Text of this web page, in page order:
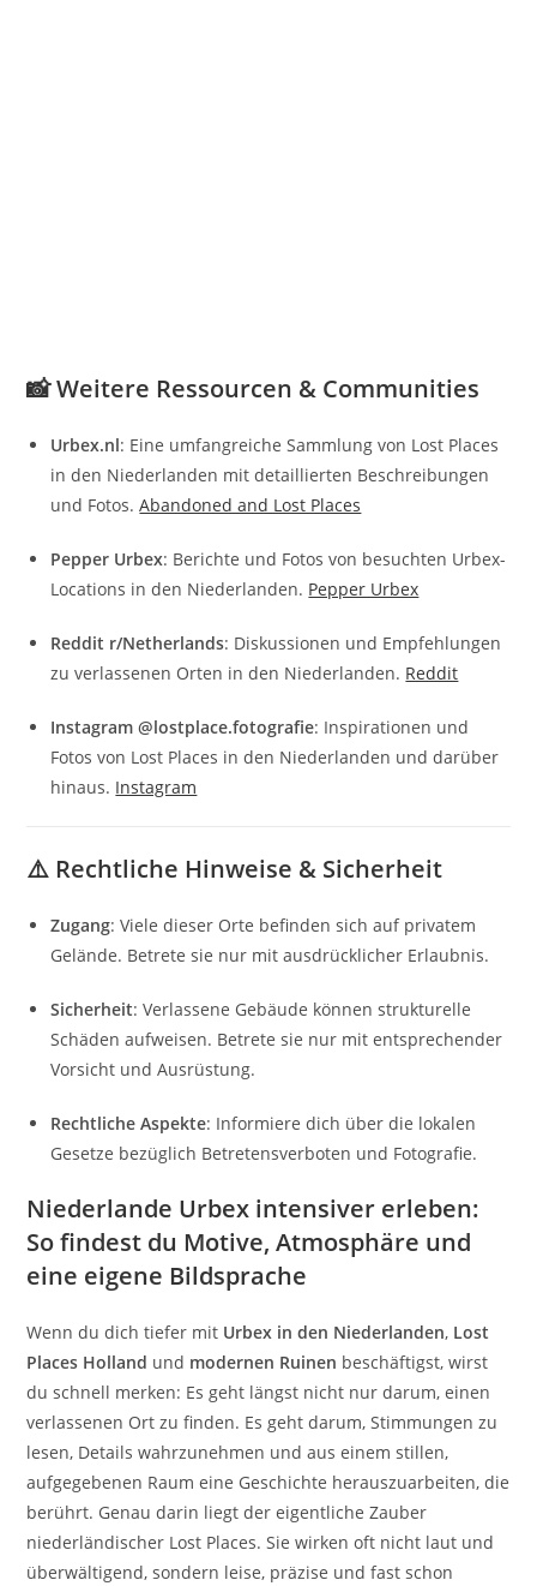
📸 Weitere Ressourcen & Communities
Urbex.nl: Eine umfangreiche Sammlung von Lost Places
in den Niederlanden mit detaillierten Beschreibungen
und Fotos. Abandoned and Lost Places
Pepper Urbex: Berichte und Fotos von besuchten Urbex-
Locations in den Niederlanden. Pepper Urbex
Reddit r/Netherlands: Diskussionen und Empfehlungen
zu verlassenen Orten in den Niederlanden. Reddit
Instagram @lostplace.fotografie: Inspirationen und
Fotos von Lost Places in den Niederlanden und darüber
hinaus. Instagram
⚠️ Rechtliche Hinweise & Sicherheit
Zugang:Viele dieser Orte befinden sich auf privatem
Gelände. Betrete sie nur mit ausdrücklicher Erlaubnis.
Sicherheit:Verlassene Gebäude können strukturelle
Schäden aufweisen. Betrete sie nur mit entsprechender
Vorsicht und Ausrüstung.
Rechtliche Aspekte: Informiere dich über die lokalen
Gesetze bezüglich Betretensverboten und Fotografie.
Niederlande Urbex intensiver erleben:
So findest du Motive, Atmosphäre und
eine eigene Bildsprache
Wenn du dich tiefer mit Urbex in den Niederlanden, Lost
Places Holland und modernen Ruinen beschäftigst, wirst
du schnell merken: Es geht längst nicht nur darum, einen
verlassenen Ort zu finden. Es geht darum, Stimmungen zu
lesen, Details wahrzunehmen und aus einem stillen,
aufgegebenen Raum eine Geschichte herauszuarbeiten, die
berührt. Genau darin liegt der eigentliche Zauber
niederländischer Lost Places. Sie wirken oft nicht laut und
überwältigend, sondern leise, präzise und fast schon